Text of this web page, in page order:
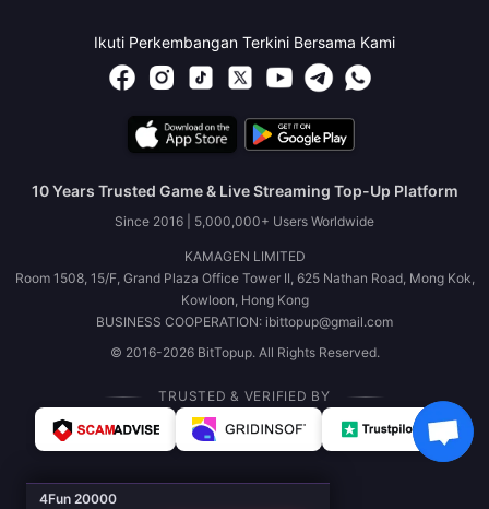
4Fun 20000
Ikuti Perkembangan Terkini Bersama Kami
10 Years Trusted Game & Live Streaming Top-Up Platform
Since 2016 | 5,000,000+ Users Worldwide
KAMAGEN LIMITED
Room 1508, 15/F, Grand Plaza Office Tower II, 625 Nathan Road, Mong Kok,
Kowloon, Hong Kong
BUSINESS COOPERATION: ibittopup@gmail.com
© 2016-2026 BitTopup. All Rights Reserved.
TRUSTED & VERIFIED BY